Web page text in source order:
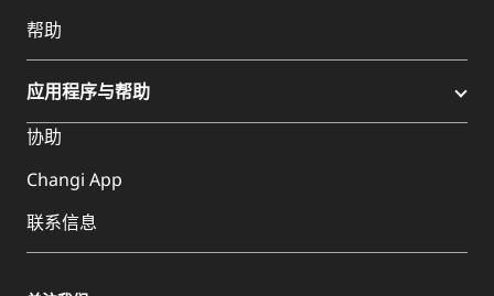
帮助
应用程序与帮助
协助
Changi App
联系信息